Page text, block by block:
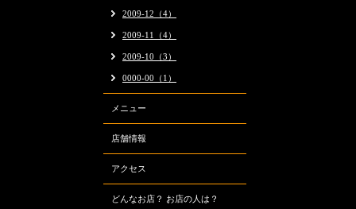
2009-12（4）
2009-11（4）
2009-10（3）
0000-00（1）
メニュー
店舗情報
アクセス
どんなお店？ お店の人は？